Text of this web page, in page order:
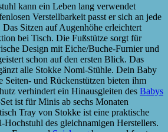
kann ein Leben lang verwendet
Verstellbarkeit passt er sich an jede
Das Sitzen auf Augenhöhe erleichtert
bei Tisch. Die Fußstütze sorgt für
Design mit Eiche/Buche-Furnier und
schon auf den ersten Blick. Das
alle Stokke Nomi-Stühle. Dein Baby
Seiten- und Rückenstützen bieten ihm
verhindert ein Hinausgleiten des Babys
ist für Minis ab sechs Monaten
Tray von Stokke ist eine praktische
des gleichnamigen Herstellers.